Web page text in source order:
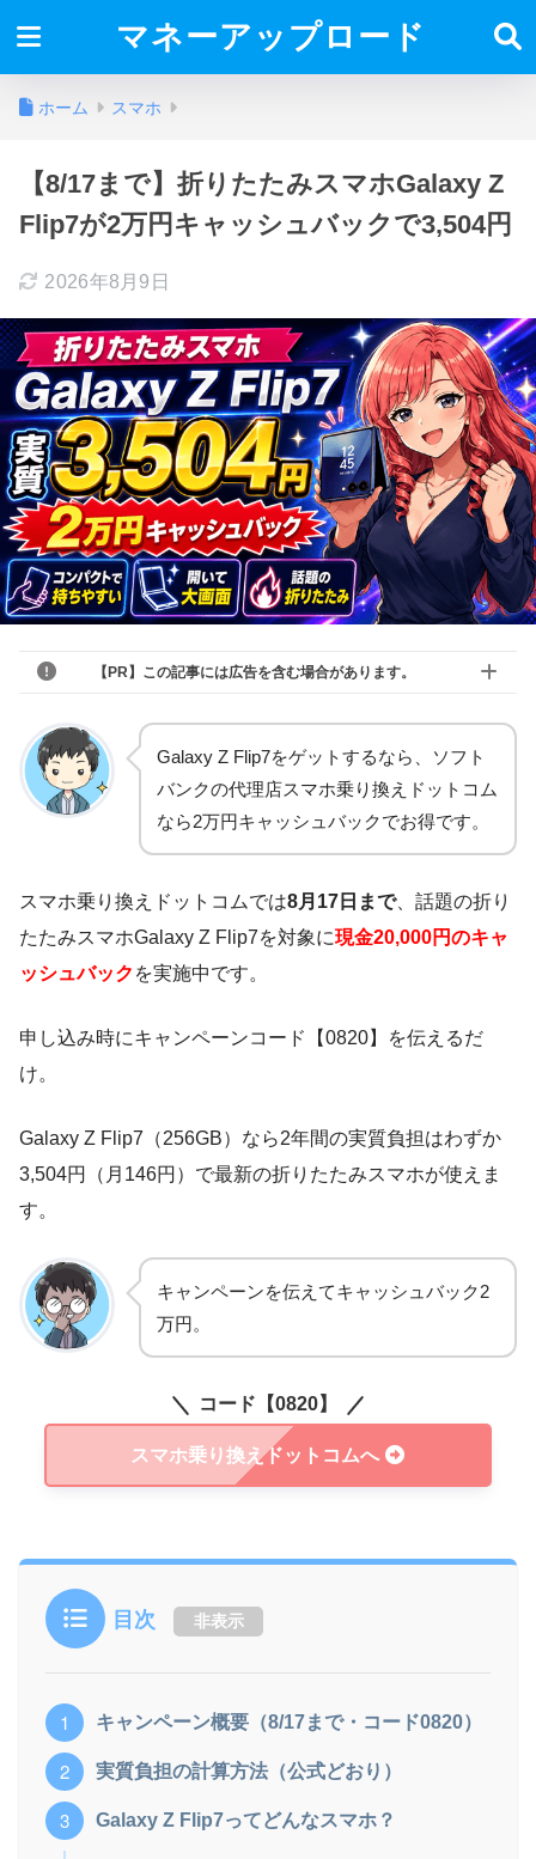
マネーアップロード
ホーム スマホ
【8/17まで】折りたたみスマホGalaxy Z
Flip7が2万円キャッシュバックで3,504円
2026年8月9日
【PR】この記事には広告を含む場合があります。
Galaxy Z Flip7をゲットするなら、ソフト
バンクの代理店スマホ乗り換えドットコム
なら2万円キャッシュバックでお得です。
スマホ乗り換えドットコムでは8月17日まで、話題の折り
たたみスマホGalaxy Z Flip7を対象に現金20,000円のキャ
ッシュバック を実施中です。
申し込み時にキャンペーンコード【0820】を伝えるだ
け。
Galaxy Z Flip7（256GB）なら2年間の実質負担はわずか
3,504円（月146円）で最新の折りたたみスマホが使えま
す。
キャンペーンを伝えてキャッシュバック2
万円。
コード 【0820】
スマホ乗り換えドットコムへ
目次 非表示
キャンペーン概要（8/17まで・コード0820）
実質負担の計算方法（公式どおり）
Galaxy Z Flip7ってどんなスマホ？